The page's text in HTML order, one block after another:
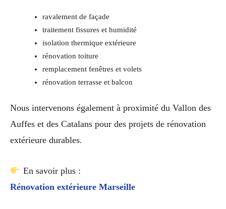
ravalement de façade
traitement fissures et humidité
isolation thermique extérieure
rénovation toiture
remplacement fenêtres et volets
rénovation terrasse et balcon
Nous intervenons également à proximité du Vallon des
Auffes et des Catalans pour des projets de rénovation
extérieure durables.
En savoir plus :
Rénovation extérieure Marseille